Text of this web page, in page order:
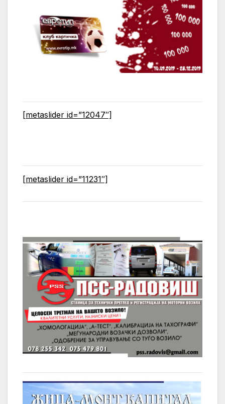
[metaslider id=”12047″]
[metaslider id=”11231″]